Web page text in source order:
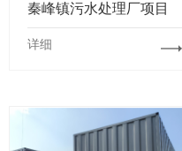
秦峰镇污水处理厂项目
详细